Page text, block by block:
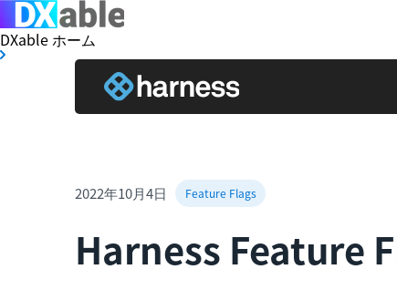
DXable ホーム
2022年10月4日 Feature Flags
Harness Feature